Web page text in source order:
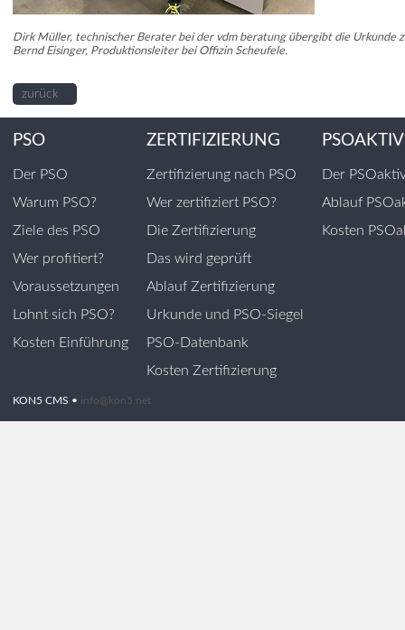
Dirk Müller, technischer Berater bei der vdm beratung übergibt die Urkunde
Bernd Eisinger, Produktionsleiter bei Offizin Scheufele.
zurück
PSO
Der PSO
Warum PSO?
Ziele des PSO
Wer profitiert?
Voraussetzungen
Lohnt sich PSO?
Kosten Einführung
ZERTIFIZIERUNG
Zertifizierung nach PSO
Wer zertifiziert PSO?
Die Zertifizierung
Das wird geprüft
Ablauf Zertifizierung
Urkunde und PSO-Siegel
PSO-Datenbank
Kosten Zertifizierung
PSOAKTIV
Der
Ablauf
Kosten
KON5 CMS • info@kon5.net